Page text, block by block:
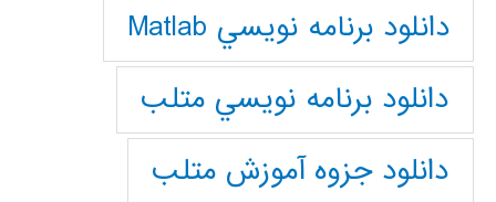
دانلود برنامه نويسي Matlab
دانلود برنامه نويسي متلب
دانلود جزوه آموزش متلب